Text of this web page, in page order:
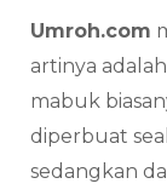
Umroh.com
artinya
mabuk
diperbuat
sedangkan